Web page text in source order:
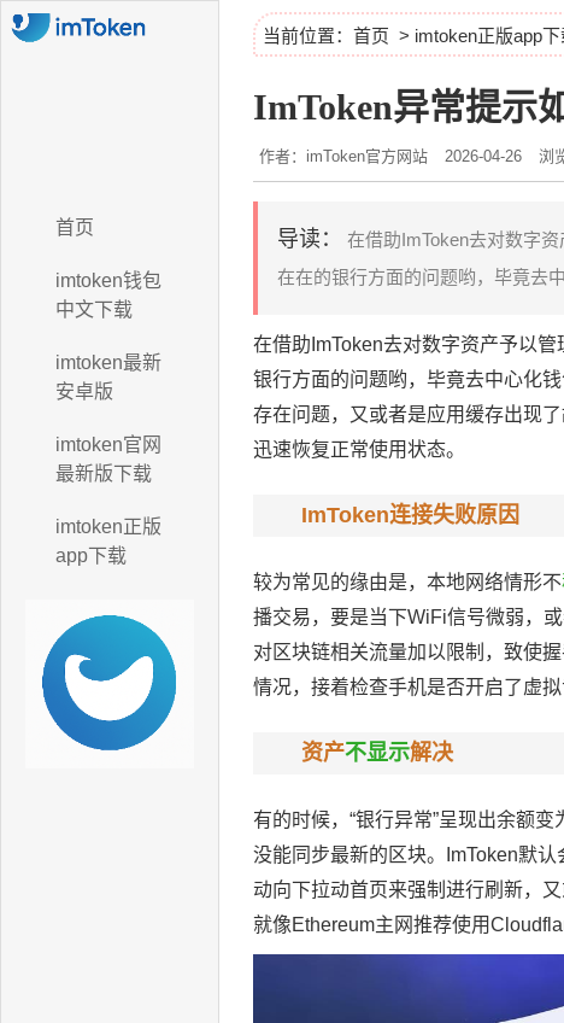
首页
imtoken钱包
中文下载
imtoken最新
安卓版
imtoken官网
最新版下载
imtoken正版
app下载
当前位置： 首页 > imtoken正版app
ImToken异常提示
作者：imToken官方网站 2026-04-26 浏
导读：
在借助ImToken去对数字
在在的银行方面的问题哟，毕竟去
在借助ImToken去对数字资产予以
银行方面的问题哟，毕竟去中心化
存在问题，又或者是应用缓存出现
迅速恢复正常使用状态。
ImToken连接失败原因
较为常见的缘由是，本地网络情形不
播交易，要是当下WiFi信号微弱，
对区块链相关流量加以限制，致使
情况，接着检查手机是否开启了虚拟
资产不显示解决
有的时候，“银行异常”呈现出余额
没能同步最新的区块。ImToken默
动向下拉动首页来强制进行刷新，又
就像Ethereum主网推荐使用